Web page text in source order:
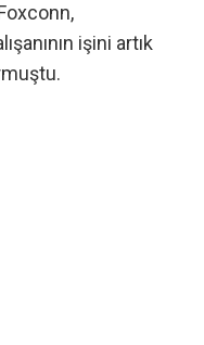
işini artık